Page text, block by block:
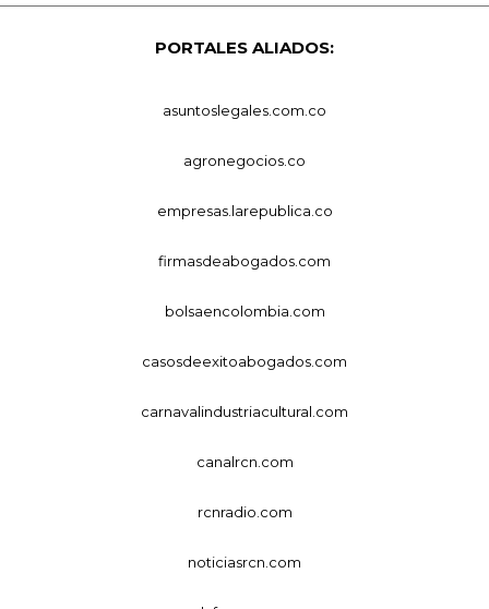
PORTALES ALIADOS:
asuntoslegales.com.co
agronegocios.co
empresas.larepublica.co
firmasdeabogados.com
bolsaencolombia.com
casosdeexitoabogados.com
carnavalindustriacultural.com
canalrcn.com
rcnradio.com
noticiasrcn.com